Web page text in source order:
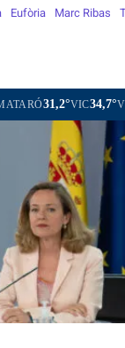
Eufòria Marc Ribas
VIC34,7°